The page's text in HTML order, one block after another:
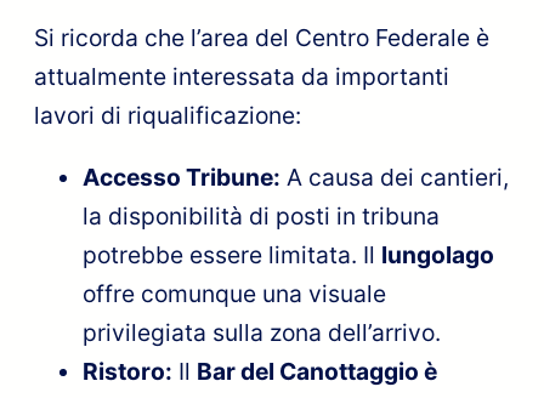
Si ricorda che l’area del Centro Federale è
attualmente interessata da importanti
lavori di riqualificazione:
Accesso Tribune: A causa dei cantieri,
la disponibilità di posti in tribuna
potrebbe essere limitata. Il lungolago
offre comunque una visuale
privilegiata sulla zona dell’arrivo.
Ristoro: Il Bar del Canottaggio è